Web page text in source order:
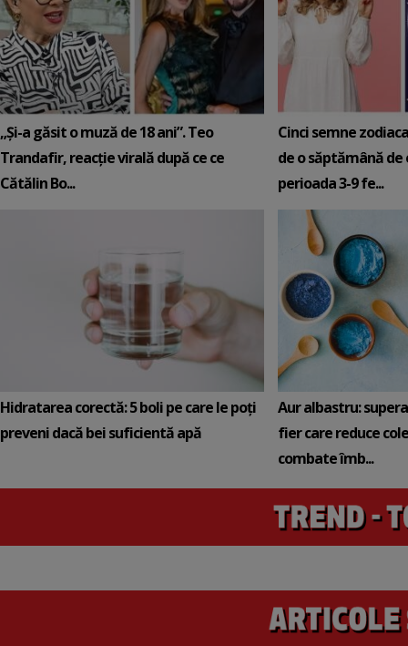
„Și-a găsit o muză de 18 ani”. Teo
Trandafir, reacție virală după ce ce
Cătălin Bo...
Cinci semne
de o săptămână de
perioada 3-9 fe...
Hidratarea corectă: 5 boli pe care le poți
preveni dacă bei suficientă apă
Aur albastru:
fier care reduce
combate îmb...